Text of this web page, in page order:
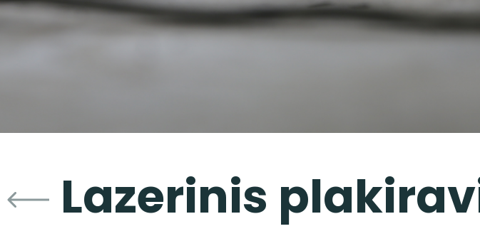
Lazerinis